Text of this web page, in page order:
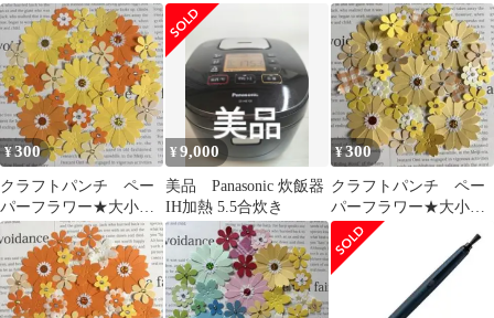
ンジ系70枚
ピンク系110枚
ピンク/紫系30枚
¥300
クラフトパンチ ペー
パーフラワー★大小mix
黄色オレンジ系30枚
¥9,000
美品 Panasonic 炊飯器
IH加熱 5.5合炊き
¥300
クラフトパンチ ペー
パーフラワー★大小mix
黄色系②30枚